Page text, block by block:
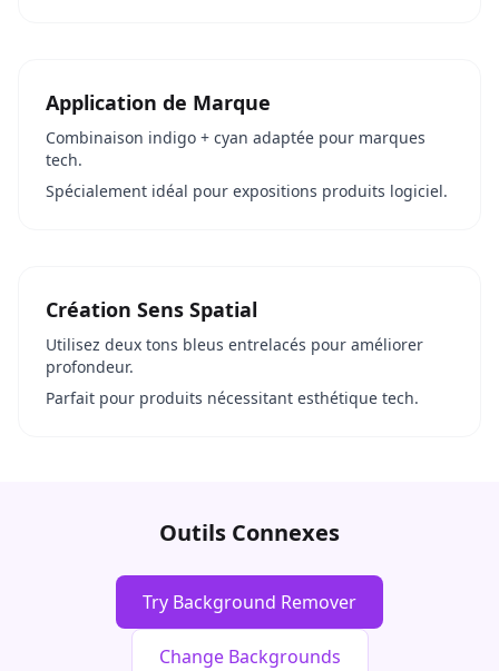
Application de Marque
Combinaison indigo + cyan adaptée pour marques
tech.
Spécialement idéal pour expositions produits logiciel.
Création Sens Spatial
Utilisez deux tons bleus entrelacés pour améliorer
profondeur.
Parfait pour produits nécessitant esthétique tech.
Outils Connexes
Try Background Remover
Change Backgrounds